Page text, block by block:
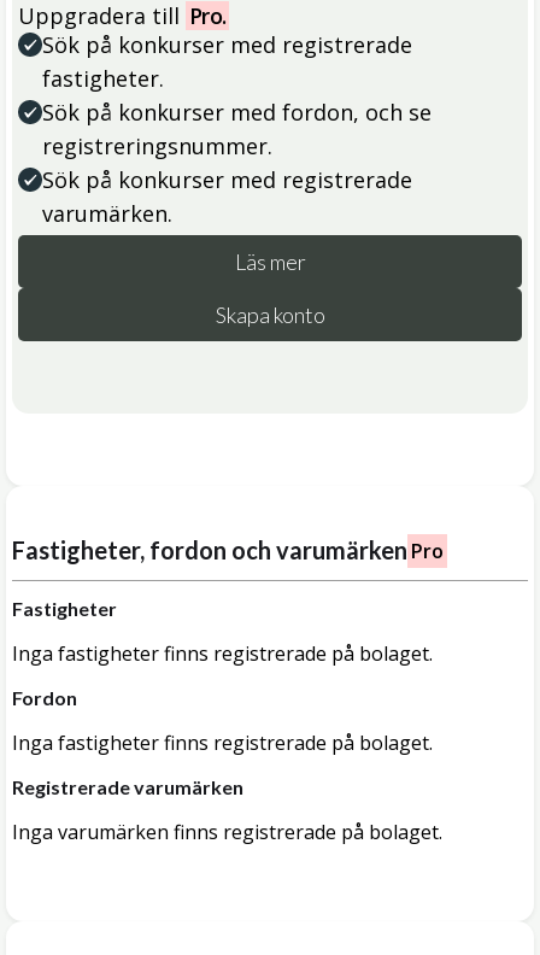
Uppgradera till Pro.
Sök på konkurser med registrerade
fastigheter.
Sök på konkurser med fordon, och se
registreringsnummer.
Sök på konkurser med registrerade
varumärken.
Läs mer
Skapa konto
Fastigheter, fordon och varumärken Pro
Fastigheter
Inga fastigheter finns registrerade på bolaget.
Fordon
Inga fastigheter finns registrerade på bolaget.
Registrerade varumärken
Inga varumärken finns registrerade på bolaget.